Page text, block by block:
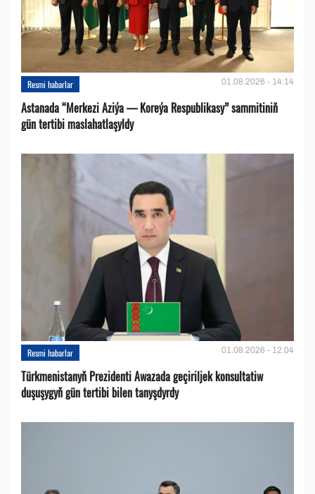
Resmi habarlar 01.08.2026 - 14:14
Astanada “Merkezi Aziýa — Koreýa Respublikasy” sammitiniň
gün tertibi maslahatlaşyldy
Resmi habarlar 01.08.2026 - 12:04
Türkmenistanyň Prezidenti Awazada geçiriljek konsultatiw
duşuşygyň gün tertibi bilen tanyşdyrdy